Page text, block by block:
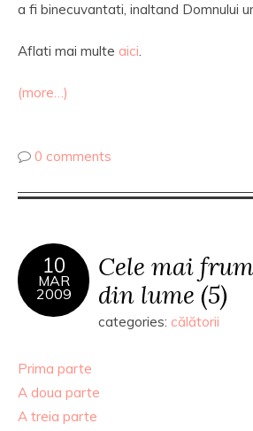
a fi binecuvantati, inaltand Domnului
Aflati mai multe aici.
(more…)
0 comments
10
MAR
2009
Cele mai
din lume (5)
categories: călătorii
Prima parte
A doua parte
A treia parte